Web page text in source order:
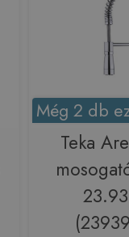
Még 2 db
Teka